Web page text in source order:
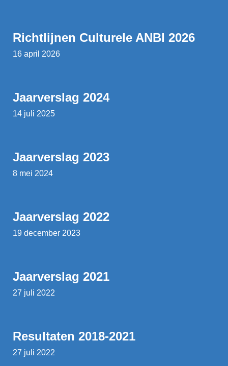
Richtlijnen Culturele ANBI 2026
16 april 2026
Jaarverslag 2024
14 juli 2025
Jaarverslag 2023
8 mei 2024
Jaarverslag 2022
19 december 2023
Jaarverslag 2021
27 juli 2022
Resultaten 2018-2021
27 juli 2022